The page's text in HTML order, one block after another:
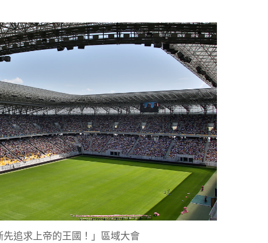
追求上帝的王國！」區域大會